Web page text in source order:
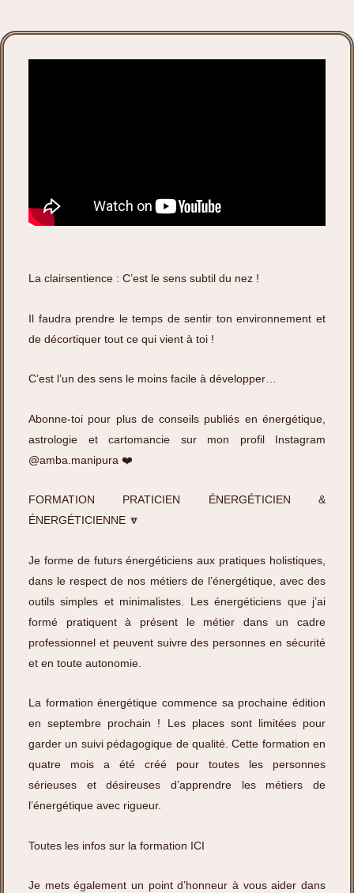
La clairsentience : C’est le sens subtil du nez !
Il faudra prendre le temps de sentir ton environnement et
de décortiquer tout ce qui vient à toi !
C’est l’un des sens le moins facile à développer…
Abonne-toi pour plus de conseils publiés en énergétique,
astrologie et cartomancie sur mon profil Instagram
@amba.manipura ❤️
FORMATION PRATICIEN ÉNERGÉTICIEN &
ÉNERGÉTICIENNE 🔽
Je forme de futurs énergéticiens aux pratiques holistiques,
dans le respect de nos métiers de l’énergétique, avec des
outils simples et minimalistes. Les énergéticiens que j’ai
formé pratiquent à présent le métier dans un cadre
professionnel et peuvent suivre des personnes en sécurité
et en toute autonomie.
La formation énergétique commence sa prochaine édition
en septembre prochain ! Les places sont limitées pour
garder un suivi pédagogique de qualité. Cette formation en
quatre mois a été créé pour toutes les personnes
sérieuses et désireuses d’apprendre les métiers de
l’énergétique avec rigueur.
Toutes les infos sur la formation ICI
Je mets également un point d’honneur à vous aider dans